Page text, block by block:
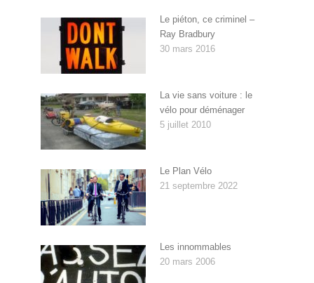
Le piéton, ce criminel –
Ray Bradbury
30 mars 2016
La vie sans voiture : le
vélo pour déménager
5 juillet 2010
Le Plan Vélo
21 septembre 2022
Les innommables
20 mars 2006